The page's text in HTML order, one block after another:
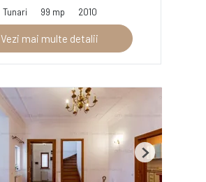
Tunari
99 mp 2010
Vezi mai multe detalii
Next